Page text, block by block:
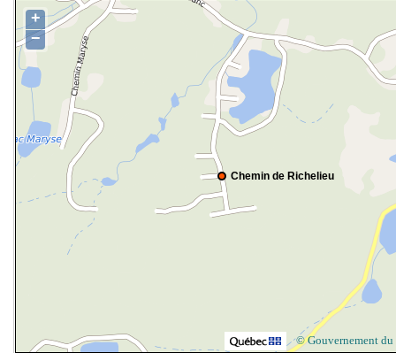
Chemin de Richelieu
+
−
© Gouvernement du